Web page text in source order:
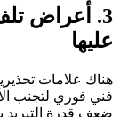
3. أعراض
عليها
هناك علامات
فني فوري لتجنب
ضعف قدرة